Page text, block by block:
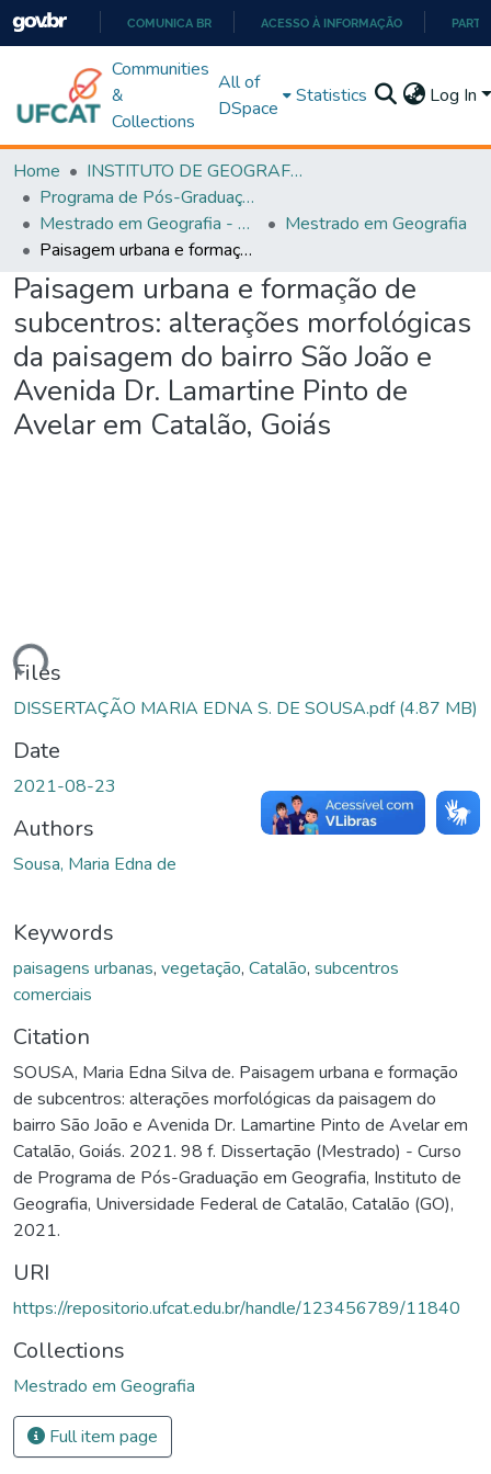
PARA
O
COMUNICA BR ACESSO À INFORMAÇÃO
Communities
&
Collections
All of
DSpace
Statistics Log In
Home
INSTITUTO DE GEOGRAFIA
Programa de Pós-Graduação em Geografia - PPGGEO
Mestrado em Geografia - PPGGEO
Mestrado em Geografia
Paisagem urbana e formação de subcentros: alterações morfológicas da paisagem do bairro São João e Avenida Dr. Lamartine Pinto de Avelar em Catalão, Goiás
Paisagem urbana e formação de
subcentros: alterações morfológicas
da paisagem do bairro São João e
Avenida Dr. Lamartine Pinto de
Avelar em Catalão, Goiás
Files
DISSERTAÇÃO MARIA EDNA S. DE SOUSA.pdf(4.87 MB)
Date
2021-08-23
Authors
Sousa, Maria Edna de
Keywords
paisagens urbanas, vegetação, Catalão, subcentros
comerciais
Citation
SOUSA, Maria Edna Silva de. Paisagem urbana e formação
de subcentros: alterações morfológicas da paisagem do
bairro São João e Avenida Dr. Lamartine Pinto de Avelar em
Catalão, Goiás. 2021. 98 f. Dissertação (Mestrado) - Curso
de Programa de Pós-Graduação em Geografia, Instituto de
Geografia, Universidade Federal de Catalão, Catalão (GO),
2021.
URI
https://repositorio.ufcat.edu.br/handle/123456789/11840
Collections
Mestrado em Geografia
Full item page